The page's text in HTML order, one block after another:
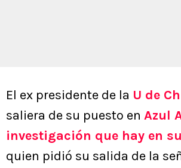
El ex presidente de la U de
saliera de su puesto en Azul
investigación que hay en
quien pidió su salida de la